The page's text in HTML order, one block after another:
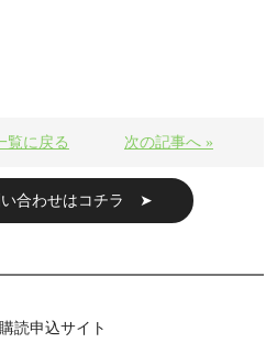
覧に戻る 次の記事へ »
い合わせはコチラ ➤
読申込サイト